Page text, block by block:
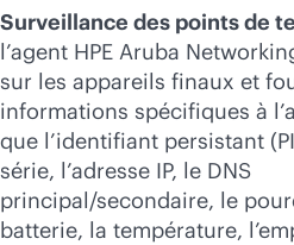
Surveillance des points de
l’agent HPE Aruba
sur les appareils finaux et
informations spécifiques à
que l’identifiant persistant
série, l’adresse IP, le DNS
principal/secondaire, le
batterie, la température,